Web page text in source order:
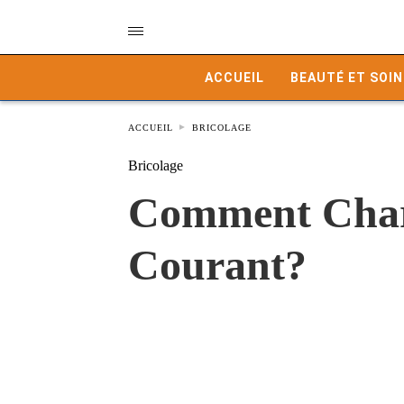
ACCUEIL BEAUTÉ ET SOIN
ACCUEIL BRICOLAGE
Bricolage
Comment
Courant?